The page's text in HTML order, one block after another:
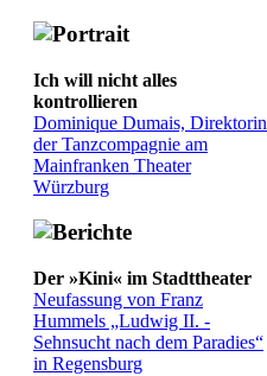
Ich will nicht alles
kontrollieren
Dominique Dumais, Direktorin
der Tanzcompagnie am
Mainfranken Theater
Würzburg
Der »Kini« im Stadttheater
Neufassung von Franz
Hummels „Ludwig II. -
Sehnsucht nach dem Paradies“
in Regensburg